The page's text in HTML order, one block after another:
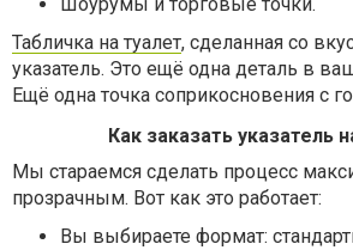
Табличка на туалет, сделанная со
указатель. Это ещё одна деталь в
Ещё одна точка соприкосновения с
Как заказать указатель
Мы стараемся сделать процесс
прозрачным. Вот как это работает:
Вы выбираете формат: